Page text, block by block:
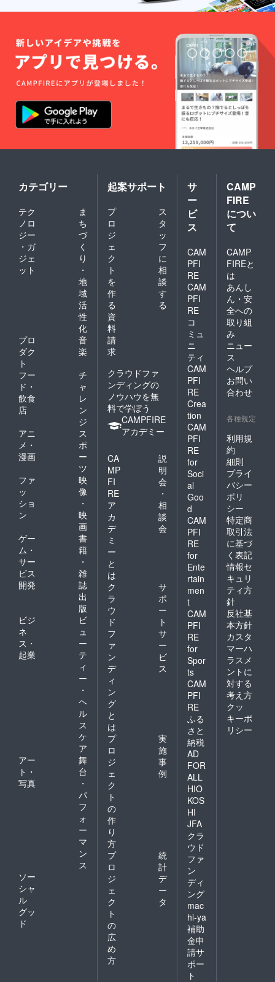
カテゴリー
テク
ノロ
ジー
・ガ
ジェ
ット
ま
ち
づ
く
り
・
地
域
活
性
化
プロ
ダク
ト
音
楽
フー
ド・
飲食
店
チ
ャ
レ
ン
ジ
アニ
メ・
漫画
ス
ポ
ー
ツ
ファ
ッ
ショ
ン
映
像
・
映
画
ゲー
ム・
サー
ビス
開発
書
籍
・
雑
誌
出
版
ビジ
ネ
ス・
起業
ビ
ュ
ー
テ
ィ
ー
・
ヘ
ル
ス
ケ
ア
アー
ト・
写真
舞
台
・
パ
フ
ォ
ー
マ
ン
ス
ソー
シャ
ル
グッ
ド
起案サポート
プ
ロ
ジ
ェ
ク
ト
を
作
る
ス
タ
ッ
フ
に
相
談
す
る
資
料
請
求
クラウドファ
ンディングの
ノウハウを無
料で学ぼう
CAMPFIRE
アカデミー
CA
MP
FI
RE
ア
カ
デ
ミ
ー
と
は
説
明
会
・
相
談
会
ク
ラ
ウ
ド
フ
ァ
ン
デ
ィ
ン
グ
と
は
サ
ポ
ー
ト
サ
ー
ビ
ス
プ
ロ
ジ
ェ
ク
ト
の
作
り
方
実
施
事
例
プ
ロ
ジ
ェ
ク
ト
の
広
め
方
統
計
デ
ー
タ
サ
ー
ビ
ス
CAM
PFI
RE
CAM
PFI
RE
コ
ミュ
ニ
ティ
CAM
PFI
RE
Crea
tion
CAM
PFI
RE
for
Soci
al
Goo
d
CAM
PFI
RE
for
Ente
rtain
men
t
CAM
PFI
RE
for
Spor
ts
CAM
PFI
RE
ふる
さと
納税
AD
FOR
ALL
HIO
KOS
HI
JFA
クラ
ウド
ファ
ン
ディ
ング
mac
hi-ya
補助
金申
請サ
ポー
ト
CAMP
FIRE
につい
て
CAMP
FIREと
は
あんし
ん・安
全への
取り組
み
ニュー
ス
ヘルプ
お問い
合わせ
各種規定
利用規
約
細則
プライ
バシー
ポリ
シー
特定商
取引法
に基づ
く表記
情報セ
キュリ
ティ方
針
反社基
本方針
カスタ
マーハ
ラスメ
ントに
対する
考え方
クッ
キーポ
リシー